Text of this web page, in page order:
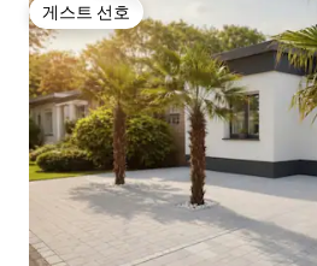
게스트 선호
게스트 선호